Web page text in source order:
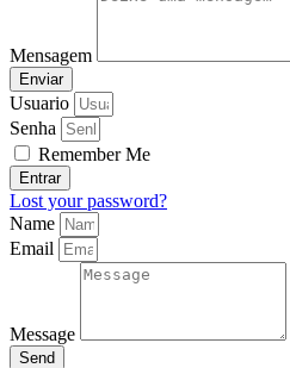
Mensagem
Enviar
Usuario
Senha
Remember Me
Entrar
Lost your password?
Name
Email
Message
Send